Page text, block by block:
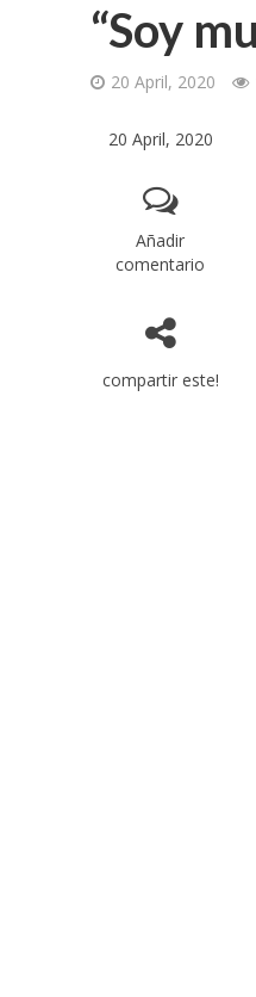
“Soy
20 April, 2020
20 April, 2020
Añadir
comentario
compartir este!